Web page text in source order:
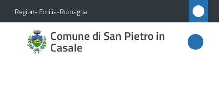
Vai al contenuto
Vai alla navigazione
Vai al footer
Regione Emilia-Romagna
Comune di San Pietro in
Casale
Comune
di San